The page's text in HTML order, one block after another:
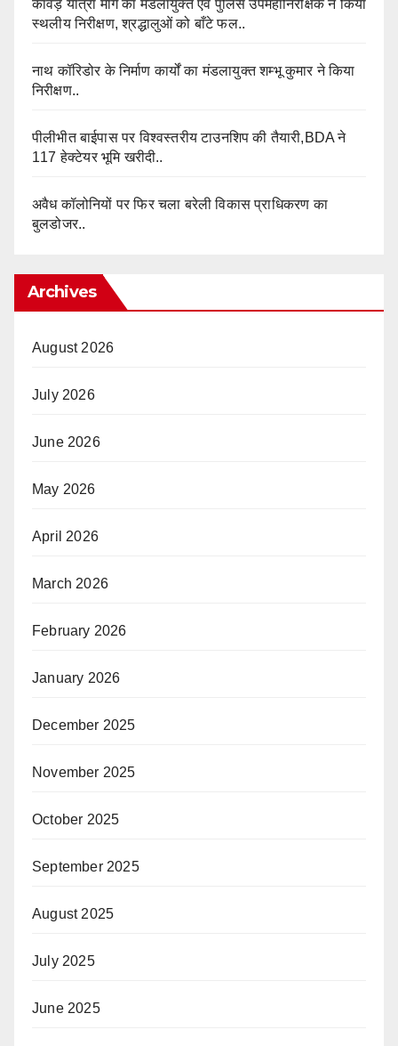
कांवड़ यात्रा मार्ग का मंडलायुक्त एवं पुलिस उपमहानिरीक्षक ने किया
स्थलीय निरीक्षण, श्रद्धालुओं को बाँटे फल..
नाथ कॉरिडोर के निर्माण कार्यों का मंडलायुक्त शम्भू कुमार ने किया
निरीक्षण..
पीलीभीत बाईपास पर विश्वस्तरीय टाउनशिप की तैयारी,BDA ने
117 हेक्टेयर भूमि खरीदी..
अवैध कॉलोनियों पर फिर चला बरेली विकास प्राधिकरण का
बुलडोजर..
Archives
August 2026
July 2026
June 2026
May 2026
April 2026
March 2026
February 2026
January 2026
December 2025
November 2025
October 2025
September 2025
August 2025
July 2025
June 2025